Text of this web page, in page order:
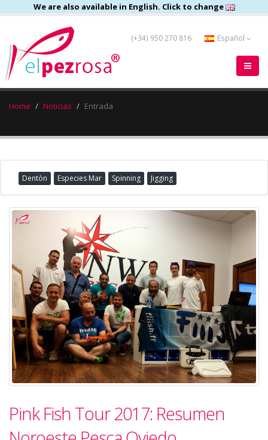
We are also available in English. Click to change
(+34) 950 270 816 Español
Home Noticias Entrada
Dentòn Especies Mar Spinning Jigging
Pink Fish Tour 2017: Resumen